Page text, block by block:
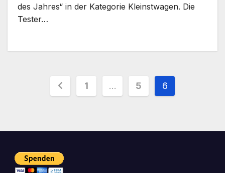
des Jahres“ in der Kategorie Kleinstwagen. Die
Tester…
Seitennummerierung
Beiträge
1 … 5 6